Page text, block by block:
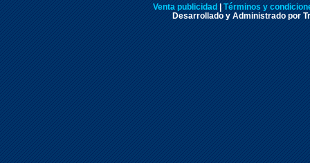
Venta publicidad
Términos y
Desarrollado y Administrado por